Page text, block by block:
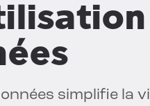
simplifie la